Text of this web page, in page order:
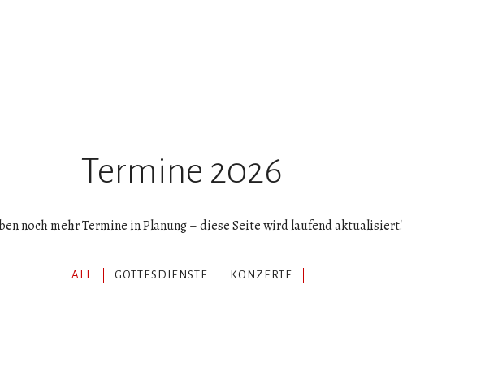
Termine 2026
noch mehr Termine in Planung – diese Seite wird laufend aktualisiert!
ALL GOTTESDIENSTE KONZERTE